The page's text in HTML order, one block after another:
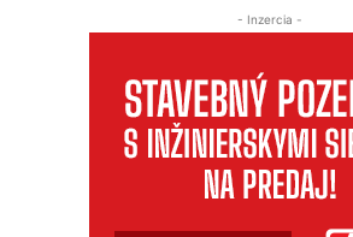
- Inzercia -